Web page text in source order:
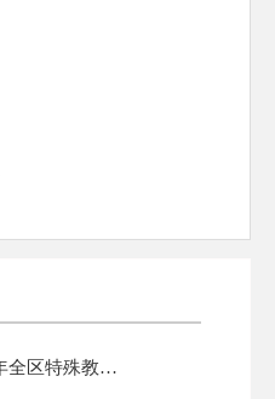
安定区教育局举办2026年全区特殊教育“送教上门”赋能专项培训